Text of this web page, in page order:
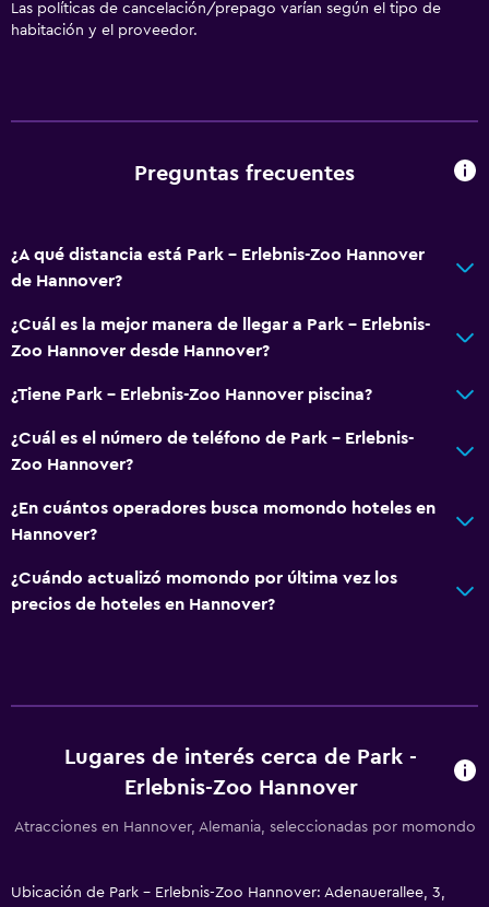
Las políticas de cancelación/prepago varían según el tipo de
habitación y el proveedor.
Preguntas frecuentes
¿A qué distancia está Park - Erlebnis-Zoo Hannover
de Hannover?
¿Cuál es la mejor manera de llegar a Park - Erlebnis-
Zoo Hannover desde Hannover?
¿Tiene Park - Erlebnis-Zoo Hannover piscina?
¿Cuál es el número de teléfono de Park - Erlebnis-
Zoo Hannover?
¿En cuántos operadores busca momondo hoteles en
Hannover?
¿Cuándo actualizó momondo por última vez los
precios de hoteles en Hannover?
Lugares de interés cerca de Park -
Erlebnis-Zoo Hannover
Atracciones en Hannover, Alemania, seleccionadas por momondo
Ubicación de Park - Erlebnis-Zoo Hannover: Adenauerallee, 3,